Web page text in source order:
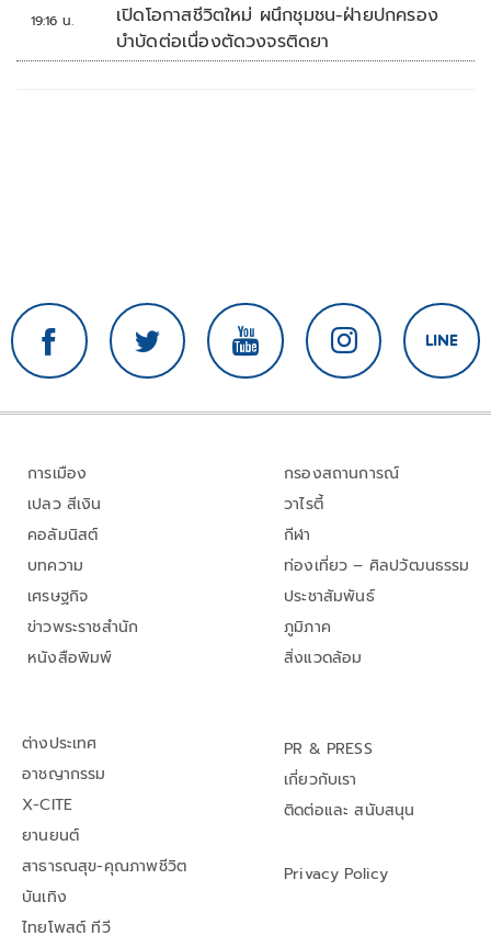
19:16 น.
เปิดโอกาสชีวิตใหม่ ผนึกชุมชน-ฝ่ายปกครอง
บำบัดต่อเนื่องตัดวงจรติดยา
การเมือง
เปลว สีเงิน
คอลัมนิสต์
บทความ
เศรษฐกิจ
ข่าวพระราชสำนัก
หนังสือพิมพ์
กรองสถานการณ์
วาไรตี้
กีฬา
ท่องเที่ยว – ศิลปวัฒนธรรม
ประชาสัมพันธ์
ภูมิภาค
สิ่งแวดล้อม
ต่างประเทศ
อาชญากรรม
X-CITE
ยานยนต์
สาธารณสุข-คุณภาพชีวิต
บันเทิง
ไทยโพสต์ ทีวี
PR & PRESS
เกี่ยวกับเรา
ติดต่อและ สนับสนุน
Privacy Policy